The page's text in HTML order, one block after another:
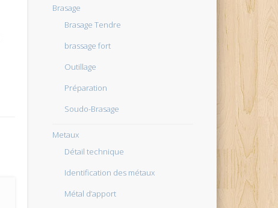
Brasage
Brasage Tendre
brassage fort
Outillage
Préparation
Soudo-Brasage
Metaux
Détail technique
Identification des métaux
Métal d’apport